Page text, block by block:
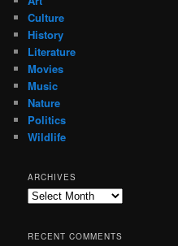
Culture
History
Literature
Movies
Music
Nature
Politics
Wildlife
ARCHIVES
Archives
RECENT COMMENTS